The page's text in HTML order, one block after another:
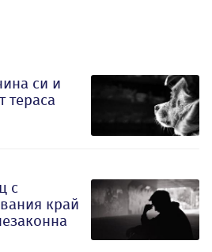
си и
тераса
с
край